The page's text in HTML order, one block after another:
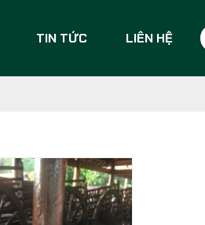
TIN TỨC LIÊN HỆ